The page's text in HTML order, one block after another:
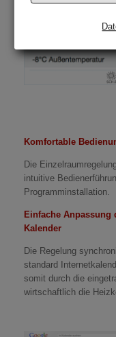
Komfortable
Die
intuitive
Programminstallation.
Einfache Anpassung
Kalender
Die Regelung
standard
somit durch die
wirtschaftlich die